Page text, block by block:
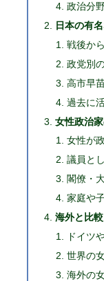
政治分
日本の有
戦後か
政党別
高市早
過去に
女性政治
女性が
議員と
閣僚・
家庭や
海外と比
ドイツ
世界の
海外の